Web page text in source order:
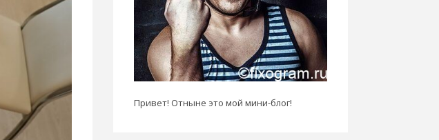
Привет! Отныне это мой мини-блог!